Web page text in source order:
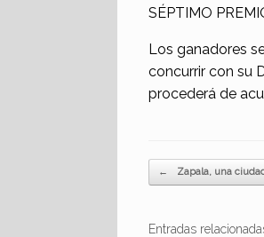
SÉPTIMO
Los ganadores
concurrir con su
procederá de
Navegador de
← Zapala, una
Entradas